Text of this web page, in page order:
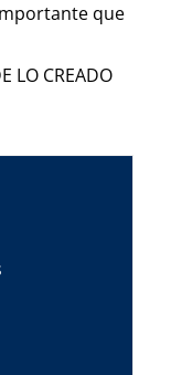
que
LO CREADO